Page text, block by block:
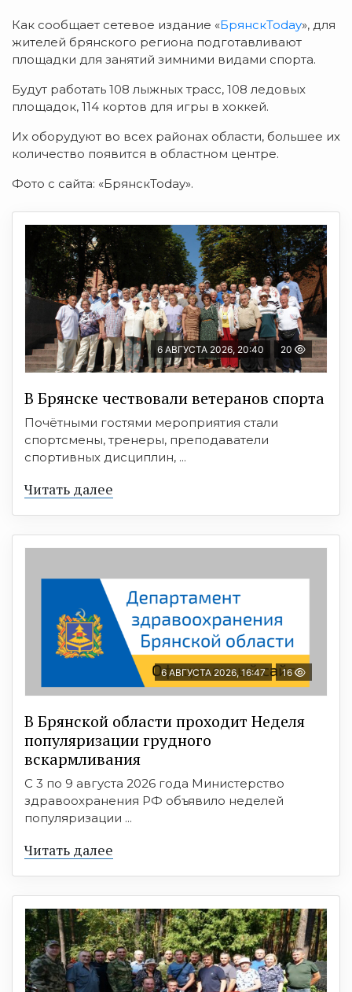
Как сообщает сетевое издание «БрянскToday», для
жителей брянского региона подготавливают
площадки для занятий зимними видами спорта.
Будут работать 108 лыжных трасс, 108 ледовых
площадок, 114 кортов для игры в хоккей.
Их оборудуют во всех районах области, большее их
количество появится в областном центре.
Фото с сайта: «БрянскToday».
6 АВГУСТА 2026, 20:40 20
В Брянске чествовали ветеранов спорта
Почётными гостями мероприятия стали
спортсмены, тренеры, преподаватели
спортивных дисциплин, ...
Читать далее
6 АВГУСТА 2026, 16:47 16
В Брянской области проходит Неделя
популяризации грудного
вскармливания
С 3 по 9 августа 2026 года Министерство
здравоохранения РФ объявило неделей
популяризации ...
Читать далее